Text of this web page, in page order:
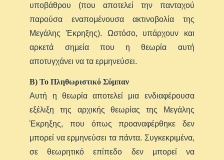
υποβάθρου (που αποτελεί την πανταχού
παρούσα εναπομένουσα ακτινοβολία της
Μεγάλης Έκρηξης). Ωστόσο, υπάρχουν και
αρκετά σημεία που η θεωρία αυτή
αποτυγχάνει να τα ερμηνεύσει.
Β) Το Πληθωριστικό Σύμπαν
Αυτή η θεωρία αποτελεί μια ενδιαφέρουσα
εξέλιξη της αρχικής θεωρίας της Μεγάλης
Έκρηξης, που όπως προαναφέρθηκε δεν
μπορεί να ερμηνεύσει τα πάντα. Συγκεκριμένα,
σε θεωρητικό επίπεδο δεν μπορεί να